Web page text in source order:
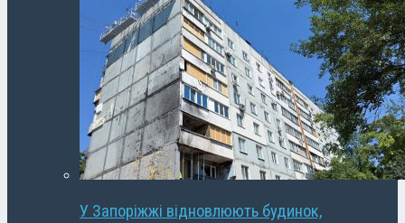
У Запоріжжі відновлюють будинок,